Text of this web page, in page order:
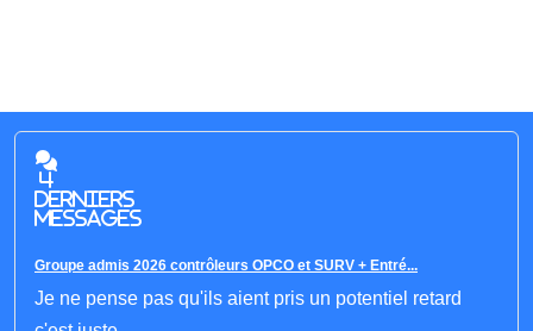
4
derniers
messages
Groupe admis 2026 contrôleurs OPCO et SURV + Entré...
Je ne pense pas qu'ils aient pris un potentiel retard